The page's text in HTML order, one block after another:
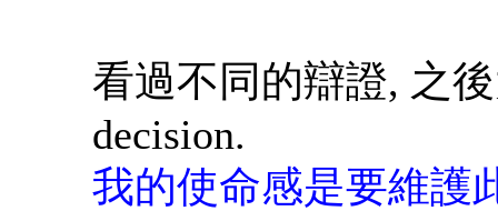
看過不同的辯證, 之
decision.
我的使命感是要維護